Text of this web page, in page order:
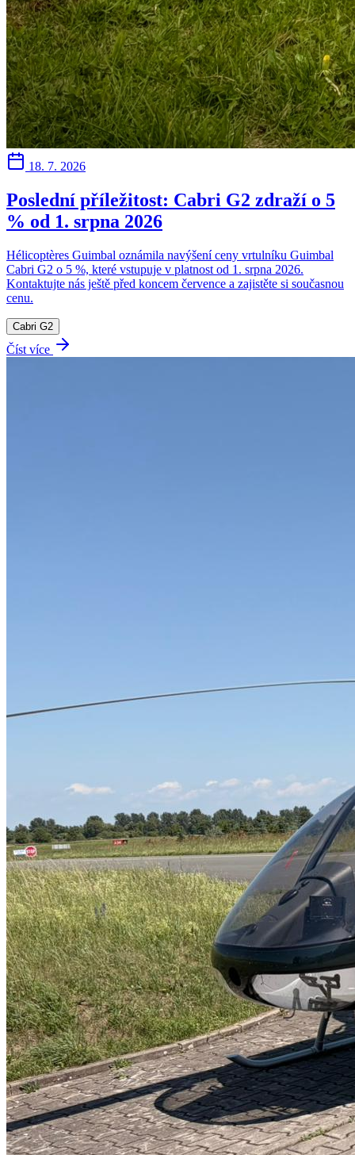
18. 7. 2026
Poslední příležitost: Cabri G2 zdraží o 5
% od 1. srpna 2026
Hélicoptères Guimbal oznámila navýšení ceny vrtulníku Guimbal
Cabri G2 o 5 %, které vstupuje v platnost od 1. srpna 2026.
Kontaktujte nás ještě před koncem července a zajistěte si současnou
cenu.
Cabri G2
Číst více